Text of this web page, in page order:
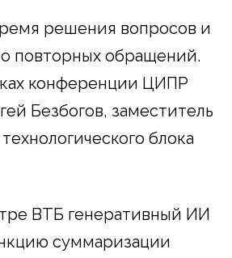
решения вопросов и
повторных обращений.
конференции ЦИПР
Безбогов, заместитель
блока
ВТБ генеративный ИИ
суммаризации